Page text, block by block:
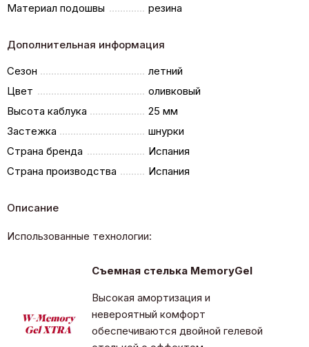
Материал подошвы
резина
Дополнительная информация
Сезон
летний
Цвет
оливковый
Высота каблука
25 мм
Застежка
шнурки
Страна бренда
Испания
Страна производства
Испания
Описание
Использованные технологии:
Съемная стелька MemoryGel
Высокая амортизация и
невероятный комфорт
обеспечиваются двойной гелевой